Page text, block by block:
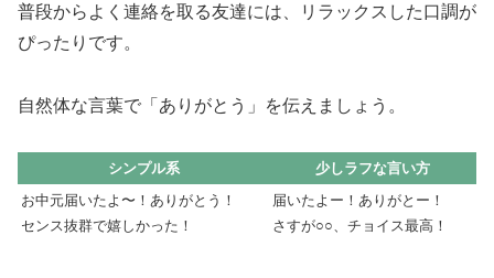
普段からよく連絡を取る友達には、リラックスした口調が
ぴったりです。
自然体な言葉で「ありがとう」を伝えましょう。
シンプル系
少しラフな言い方
お中元届いたよ〜！ありがとう！
センス抜群で嬉しかった！
届いたよー！ありがとー！
さすが○○、チョイス最高！